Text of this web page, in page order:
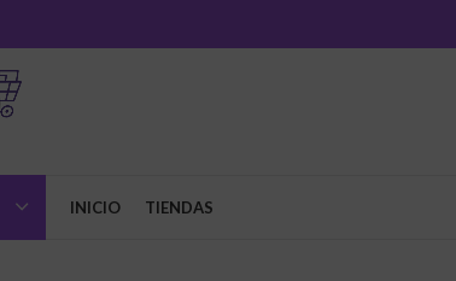
INICIO TIENDAS